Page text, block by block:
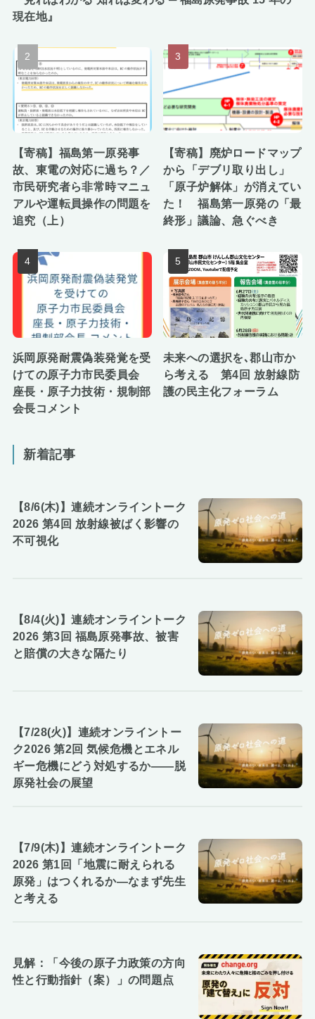
現在地』
【寄稿】福島第一原発事
故、東電の対応に過ち？／
市民研究者ら非常時マニュ
アルや運転員操作の問題を
追究（上）
【寄稿】廃炉ロードマップ
から「デブリ取り出し」
「原子炉解体」が消えてい
た！ 福島第一原発の「最
終形」議論、急ぐべき
浜岡原発耐震偽装発覚を受
けての原子力市民委員会
座長・原子力技術・規制部
会長コメント
未来への選択を､郡山市か
ら考える 第4回 放射線防
護の民主化フォーラム
新着記事
【8/6(木)】連続オンライントーク
2026 第4回 放射線被ばく影響の
不可視化
【8/4(火)】連続オンライントーク
2026 第3回 福島原発事故、被害
と賠償の大きな隔たり
【7/28(火)】連続オンライントー
ク2026 第2回 気候危機とエネル
ギー危機にどう対処するか――脱
原発社会の展望
【7/9(木)】連続オンライントーク
2026 第1回「地震に耐えられる
原発」はつくれるか―なまず先生
と考える
見解：「今後の原子力政策の方向
性と行動指針（案）」の問題点